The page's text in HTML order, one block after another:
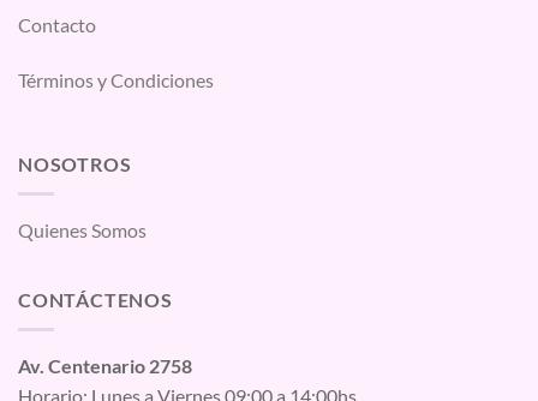
Contacto
Términos y Condiciones
NOSOTROS
Quienes Somos
CONTÁCTENOS
Av. Centenario 2758
Horario: Lunes a Viernes 09:00 a 14:00hs